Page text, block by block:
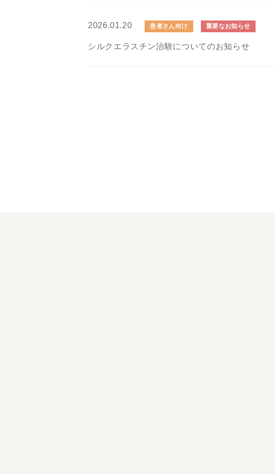
2026.01.20 患者さん向け 重要なお知らせ
シルクエラスチン治験についてのお知らせ